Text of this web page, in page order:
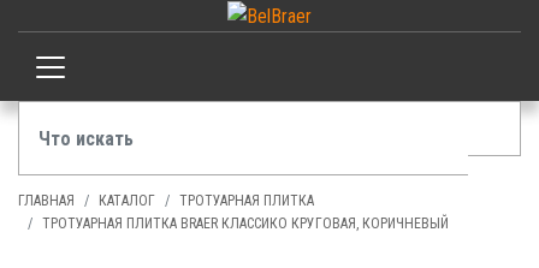
ГЛАВНАЯ КАТАЛОГ
ТРОТУАРНАЯ ПЛИТКА
ТРОТУАРНАЯ ПЛИТКА BRAER КЛАССИКО КРУГОВАЯ, КОРИЧНЕВЫЙ